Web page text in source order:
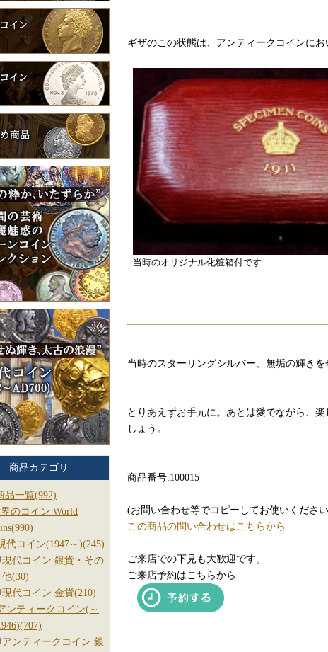
ギザのこの状態は、アンティークコインにお
当時のオリジナル化粧箱付です
当時のスターリングシルバー、無垢の輝きを
とりあえずお手元に。あとは愛でながら、
しょう。
商品番号:100015
(お問い合わせ等でコピーしてお使いくださ
この商品の問い合わせはこちらから
ご来店での下見も大歓迎です。
ご来店予約はこちらから
商品カテゴリ
品一覧(992)
のコイン World
代コイン(1947～)(245)
現代コイン 銀貨・その
他(30)
現代コイン 金貨(210)
ンティークコイン(～
アンティークコイン 銀